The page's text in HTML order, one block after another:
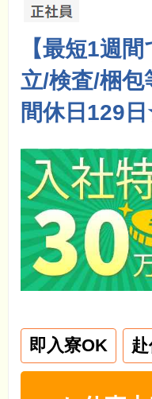
【最短1週
立/検査/梱
間休日129
即入寮OK